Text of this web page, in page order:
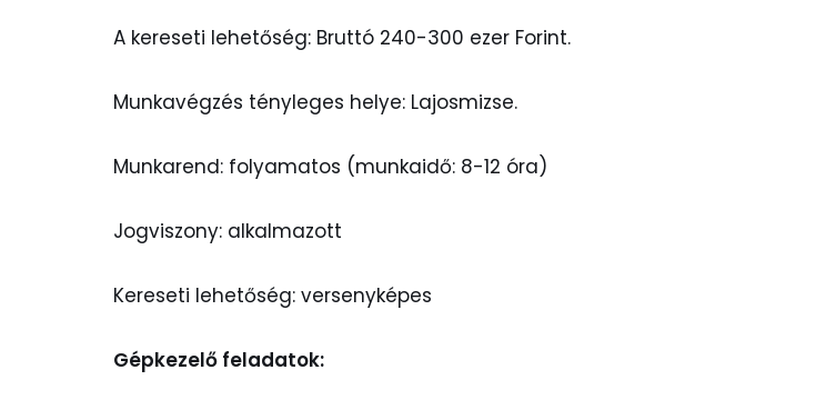
A kereseti lehetőség: Bruttó 240-300 ezer Forint.
Munkavégzés tényleges helye: Lajosmizse.
Munkarend: folyamatos (munkaidő: 8-12 óra)
Jogviszony: alkalmazott
Kereseti lehetőség: versenyképes
Gépkezelő feladatok: